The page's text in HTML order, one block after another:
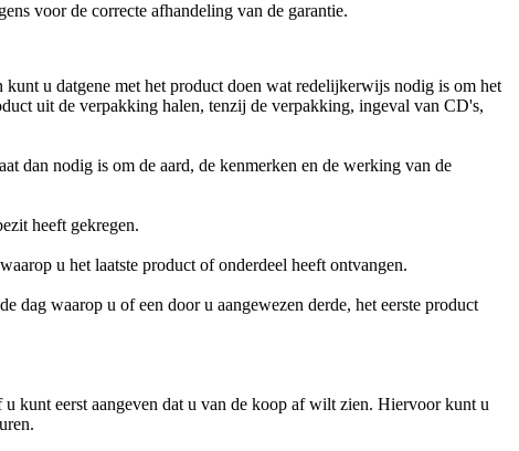
voor de correcte afhandeling van de garantie.
u datgene met het product doen wat redelijkerwijs nodig is om het
uit de verpakking halen, tenzij de verpakking, ingeval van CD's,
dan nodig is om de aard, de kenmerken en de werking van de
heeft gekregen.
u het laatste product of onderdeel heeft ontvangen.
dag waarop u of een door u aangewezen derde, het eerste product
kunt eerst aangeven dat u van de koop af wilt zien. Hiervoor kunt u